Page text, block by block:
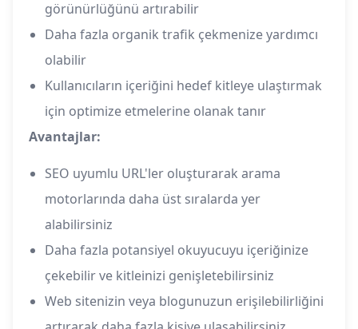
görünürlüğünü artırabilir
Daha fazla organik trafik çekmenize yardımcı
olabilir
Kullanıcıların içeriğini hedef kitleye ulaştırmak
için optimize etmelerine olanak tanır
Avantajlar:
SEO uyumlu URL'ler oluşturarak arama
motorlarında daha üst sıralarda yer
alabilirsiniz
Daha fazla potansiyel okuyucuyu içeriğinize
çekebilir ve kitleinizi genişletebilirsiniz
Web sitenizin veya blogunuzun erişilebilirliğini